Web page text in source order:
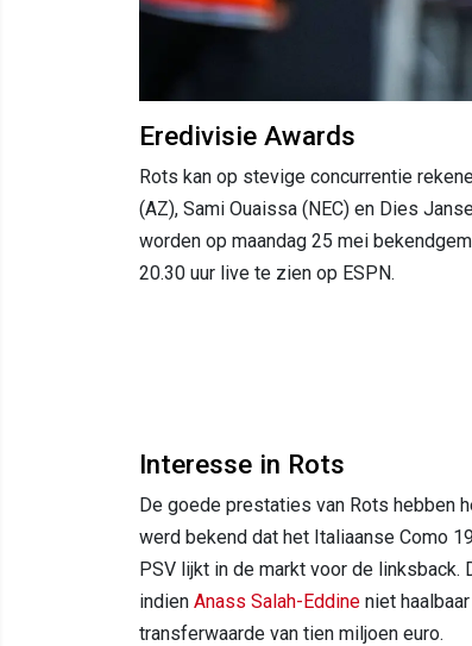
Eredivisie Awards
Rots kan op stevige concurrentie
(AZ), Sami Ouaissa (NEC) en Dies
worden op maandag 25 mei
20.30 uur live te zien op ESPN.
Interesse in Rots
De goede prestaties van Rots hebben
werd bekend dat het Italiaanse Como
PSV lijkt in de markt voor de linksback.
indien Anass Salah-Eddine niet
transferwaarde van tien miljoen euro.